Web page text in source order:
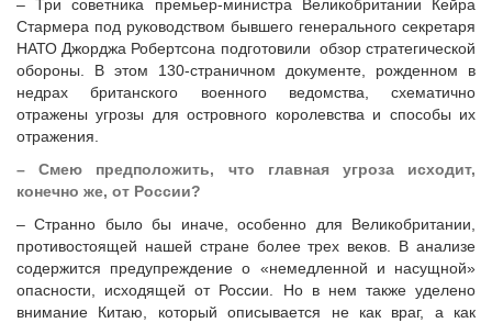
– Три советника премьер-министра Великобритании Кейра
Стармера под руководством бывшего генерального секретаря
НАТО Джорджа Робертсона подготовили обзор стратегической
обороны. В этом 130-страничном документе, рожденном в
недрах британского военного ведомства, схематично
отражены угрозы для островного королевства и способы их
отражения.
– Смею предположить, что главная угроза исходит,
конечно же, от России?
– Странно было бы иначе, особенно для Великобритании,
противостоящей нашей стране более трех веков. В анализе
содержится предупреждение о «немедленной и насущной»
опасности, исходящей от России. Но в нем также уделено
внимание Китаю, который описывается не как враг, а как